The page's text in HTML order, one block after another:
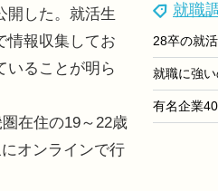
就職
開した。就活生
情報収集してお
いることが明ら
在住の19～22歳
オンラインで行